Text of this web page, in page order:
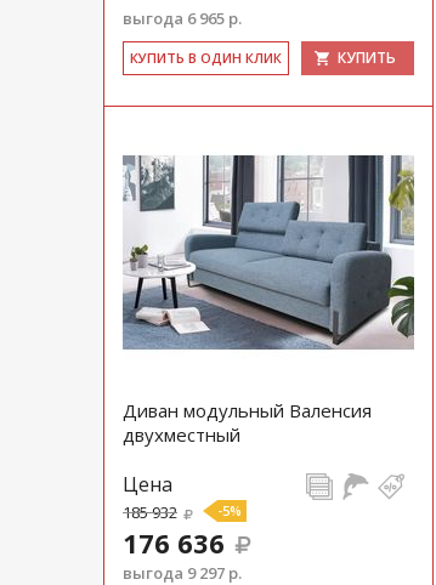
выгода 6 965 р.
КУ­ПИТЬ В ОДИН КЛИК КУПИТЬ
Диван модульный Валенсия
двухместный
Цена
185 932 -5%
176 636
выгода 9 297 р.